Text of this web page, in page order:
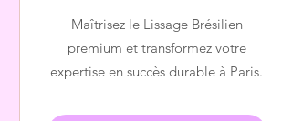
Maîtrisez le Lissage Brésilien
premium et transformez votre
expertise en succès durable à Paris.